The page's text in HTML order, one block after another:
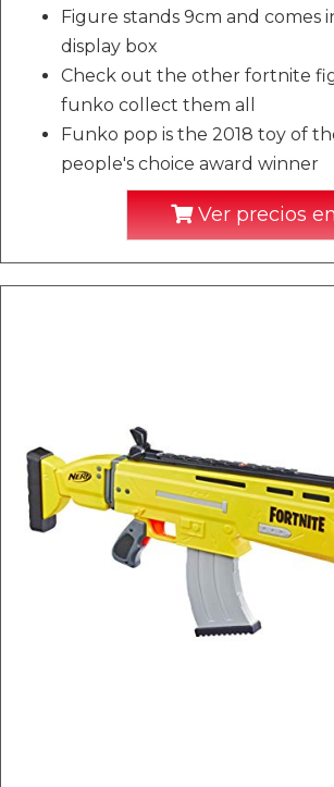
Figure stands 9cm and comes
display box
Check out the other fortnite
funko collect them all
Funko pop is the 2018 toy of
people's choice award winner
Ver precios